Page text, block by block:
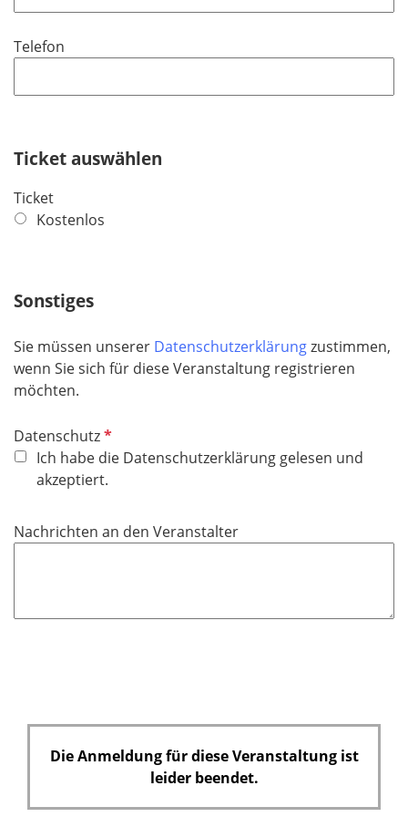
d
t
e
d
c
t
l
Telefon
Ticket auswählen
Ticket
Kostenlos
Sonstiges
Sie müssen unserer Datenschutzerklärungzustimmen,
wenn Sie sich für diese Veranstaltung registrieren
möchten.
DatenschutzP
f
l
h
Ich habe die Datenschutzerklärung gelesen und
akzeptiert.
Nachrichten an den Veranstalter
Die Anmeldung für diese Veranstaltung ist
leider beendet.